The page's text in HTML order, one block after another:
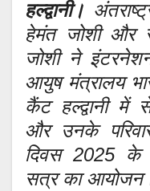
हल्द्वानी।
हेमंत जोशी और
जोशी ने
आयुष मंत्रालय
कैंट हल्द्वानी में
और उनके
दिवस 2025 के
सत्र का आयोजन